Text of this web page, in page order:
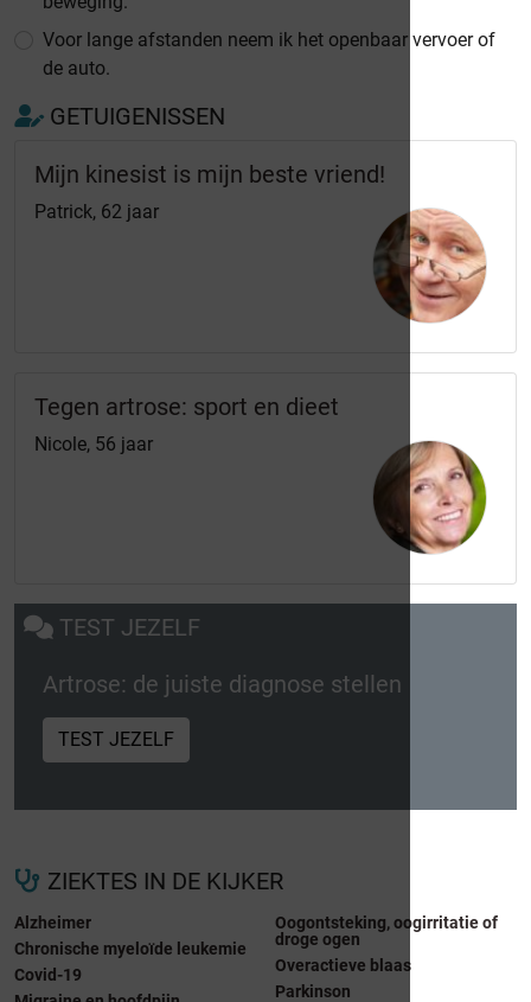
Voor lange afstanden neem ik het openbaar vervoer of
de auto.
GETUIGENISSEN
Mijn kinesist is mijn beste vriend!
Patrick, 62 jaar
Tegen artrose: sport en dieet
Nicole, 56 jaar
TEST JEZELF
Artrose: de juiste diagnose stellen
TEST JEZELF
ZIEKTES IN DE KIJKER
Alzheimer
Chronische myeloïde leukemie
Covid-19
Oogontsteking, oogirritatie of
droge ogen
Overactieve blaas
Parkinson